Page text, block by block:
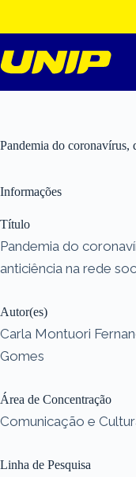
o
conteúdo
Pandemia do coronavírus,
Informações
Título
Pandemia do
anticiência na rede
Autor(es)
Carla Montuori
Gomes
Área de Concentração
Comunicação e
Linha de Pesquisa